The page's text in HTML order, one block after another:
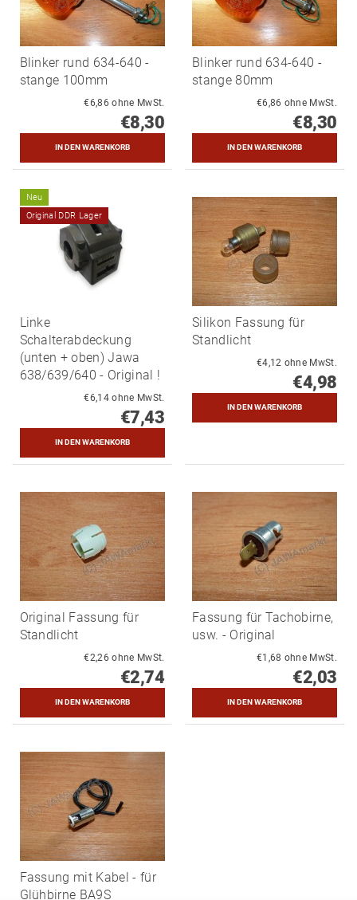
Blinker rund 634-640 -
stange 100mm
€6,86 ohne MwSt.
€8,30
Blinker rund 634-640 -
stange 80mm
€6,86 ohne MwSt.
€8,30
Neu
Original DDR Lager
Linke
Schalterabdeckung
(unten + oben) Jawa
638/639/640 - Original !
€6,14 ohne MwSt.
€7,43
Silikon Fassung für
Standlicht
€4,12 ohne MwSt.
€4,98
Original Fassung für
Standlicht
€2,26 ohne MwSt.
€2,74
Fassung für Tachobirne,
usw. - Original
€1,68 ohne MwSt.
€2,03
Fassung mit Kabel - für
Glühbirne BA9S